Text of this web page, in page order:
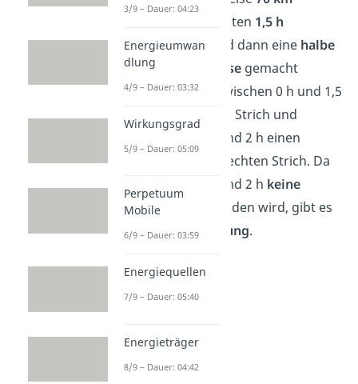
innerhalb der ersten 1,5 h
zurückgelegt und dann eine halbe
Stunde lang Pausegemacht
wurde, gibt es zwischen 0 h und 1,5
h einen schrägen Strich und
zwischen 1,5 h und 2 h einen
geraden waagerechten Strich. Da
zwischen 1,5 h und 2 h keine
Strecke
überwunden wird, gibt es
dortkeine Steigung.
3/9 – Dauer: 04:23
Energieumwan
dlung
4/9 – Dauer: 03:32
Wirkungsgrad
5/9 – Dauer: 05:09
Perpetuum
Mobile
6/9 – Dauer: 03:59
Energiequellen
7/9 – Dauer: 05:40
Energieträger
8/9 – Dauer: 04:42